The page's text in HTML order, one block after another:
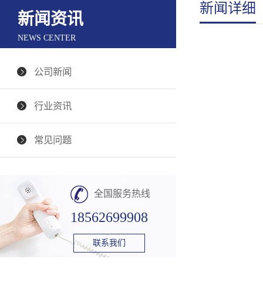
新闻资讯
NEWS CENTER
公司新闻
行业资讯
常见问题
全国服务热线
18562699908
联系我们
新闻详细